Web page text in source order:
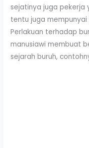
sejatinya juga pekerja
tentu juga
Perlakuan terhadap
manusiawi membuat
sejarah buruh,